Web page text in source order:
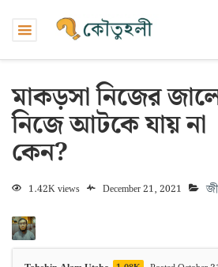
মাকড়সা নিজের
নিজে আটকে যায় না
কেন?
1.42K views December 21, 2021